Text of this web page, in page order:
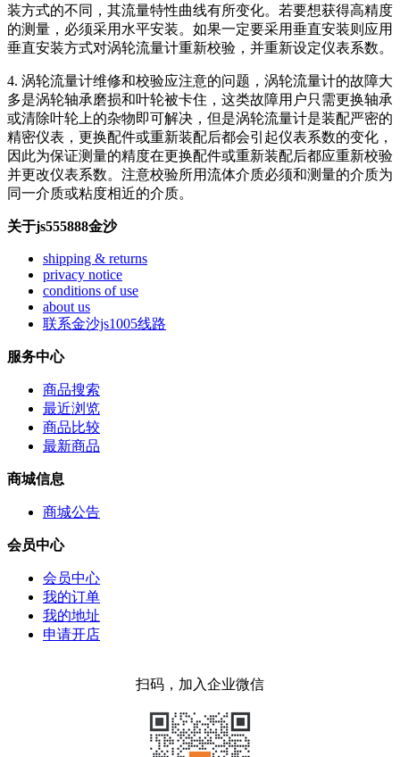
装方式的不同，其流量特性曲线有所变化。若要想获得高精度
的测量，必须采用水平安装。如果一定要采用垂直安装则应用
垂直安装方式对涡轮流量计重新校验，并重新设定仪表系数。
4. 涡轮流量计维修和校验应注意的问题，涡轮流量计的故障大
多是涡轮轴承磨损和叶轮被卡住，这类故障用户只需更换轴承
或清除叶轮上的杂物即可解决，但是涡轮流量计是装配严密的
精密仪表，更换配件或重新装配后都会引起仪表系数的变化，
因此为保证测量的精度在更换配件或重新装配后都应重新校验
并更改仪表系数。注意校验所用流体介质必须和测量的介质为
同一介质或粘度相近的介质。
关于js555888金沙
shipping & returns
privacy notice
conditions of use
about us
联系金沙js1005线路
服务中心
商品搜索
最近浏览
商品比较
最新商品
商城信息
商城公告
会员中心
会员中心
我的订单
我的地址
申请开店
扫码，加入企业微信